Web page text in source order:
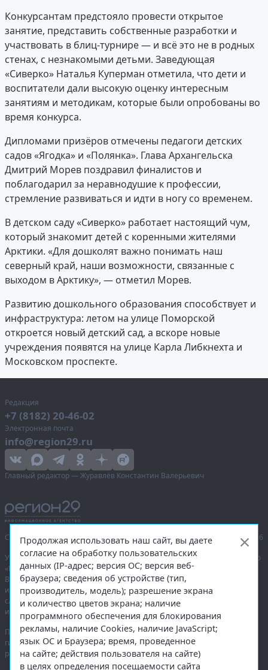
Конкурсантам предстояло провести открытое
занятие, представить собственные разработки и
участвовать в блиц-турнире — и всё это не в родных
стенах, с незнакомыми детьми. Заведующая
«Сиверко» Наталья Куперман отметила, что дети и
воспитатели дали высокую оценку интересным
занятиям и методикам, которые были опробованы во
время конкурса.
Дипломами призёров отмечены педагоги детских
садов «Ягодка» и «Полянка». Глава Архангельска
Дмитрий Морев поздравил финалистов и
поблагодарил за неравнодушие к профессии,
стремление развиваться и идти в ногу со временем.
В детском саду «Сиверко» работает настоящий чум,
который знакомит детей с коренными жителями
Арктики. «Для дошколят важно понимать наш
северный край, наши возможности, связанные с
выходом в Арктику», — отметил Морев.
Развитию дошкольного образования способствует и
инфраструктура: летом на улице Поморской
откроется новый детский сад, а вскоре новые
учреждения появятся на улице Карла Либкнехта и
Московском проспекте.
Редакция
+7 (8182) 20-46-02
Электронная почта
info@region29.ru
Главный редактор — Журавлёв Константин Валерьевич
Сетевое издание «Информационное агентство Регион 29»,
© 2016–2026
Учредитель — общество с ограниченной ответственностью «Агентство
«Правда Севера».
Выписка из реестра зарегистрированных средств массовой
информации:ЭЛ № ФС 77-74226от 09.11.2018 выдано Федеральной
службой по надзору в сфере связи, информационных технологий
и массовых коммуникаций (Роскомнадзор).
При полном или частичном использовании любых материалов
гиперссылка на region29.ruобязательна. Копирование материалов без
разрешения администрации сайта запрещено.
Продолжая использовать наш сайт, вы даете
согласие на обработку пользовательских
данных (IP-адрес; версия ОС; версия веб-
браузера; сведения об устройстве (тип,
производитель, модель); разрешение экрана
и количество цветов экрана; наличие
программного обеспечения для блокирования
рекламы, наличие Cookies, наличие JavaScript;
язык ОС и Браузера; время, проведенное
на сайте; действия пользователя на сайте)
в целях определения посещаемости сайта